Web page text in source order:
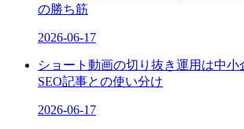
の勝ち筋
2026-06-17
ショート動画の切り抜き運用は中小
SEO記事との使い分け
2026-06-17